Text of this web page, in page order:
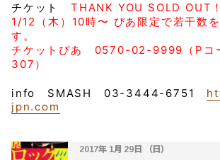
チケット THANK YOU SOLD OUT！
1/12（木）10時〜 ぴあ限定で若干数
す。
チケットぴあ 0570-02-9999（Pコ
307）
info SMASH 03-3444-6751
jpn.com
2017年 1月 29日 （日）